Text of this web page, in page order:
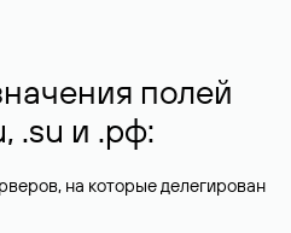
полей
.su и .рф:
на которые делегирован